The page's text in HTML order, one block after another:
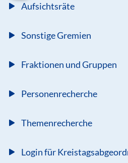
Aufsichtsräte
Sonstige Gremien
Fraktionen und Gruppen
Personenrecherche
Themenrecherche
Login für